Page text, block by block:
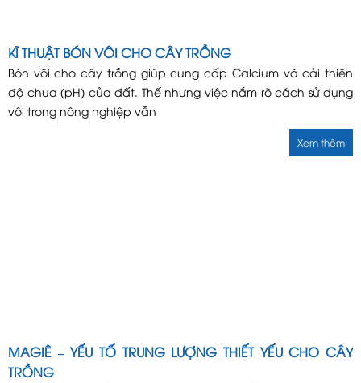
KĨ THUẬT BÓN VÔI CHO CÂY TRỒNG
Bón vôi cho cây trồng giúp cung cấp Calcium và cải thiện
độ chua (pH) của đất. Thế nhưng việc nắm rõ cách sử dụng
vôi trong nông nghiệp vẫn
Xem thêm
MAGIÊ – YẾU TỐ TRUNG LƯỢNG THIẾT YẾU CHO CÂY
TRỒNG